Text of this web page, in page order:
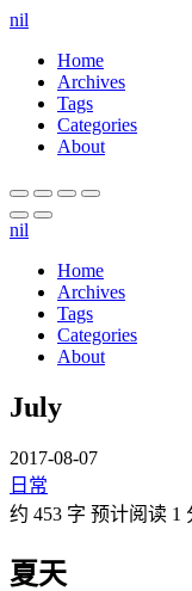
nil
Home
Archives
Tags
Categories
About
nil
Home
Archives
Tags
Categories
About
July
2017-08-07
日常
约 453 字 预计阅读 1
夏天